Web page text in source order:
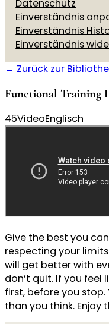
Datenschutz
Einverständnis
Einverständnis
Einverständnis
← Zurück zur
Functional Training
45VideoEnglisch
Give the best you
respecting your
will get better with
don’t quit. If you feel
first, before you
than you think. Enjoy